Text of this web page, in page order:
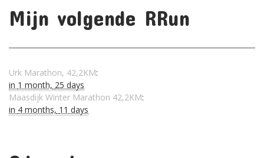
Mijn volgende RRun
Urk Marathon, 42,2KM:
in 1 month, 25 days
Maasdijk Winter Marathon 42,2KM:
in 4 months, 11 days